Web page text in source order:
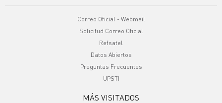
Correo Oficial - Webmail
Solicitud Correo Oficial
Refsatel
Datos Abiertos
Preguntas Frecuentes
UPSTI
MÁS VISITADOS